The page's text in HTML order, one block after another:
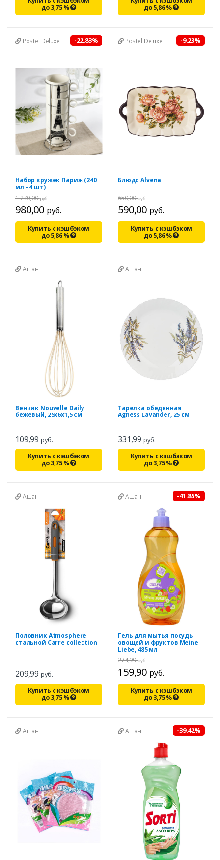
до3,75%
до5,86%
Postel Deluxe -22.83%
Набор кружек Париж (240
мл - 4 шт)
980,00 руб.
1 270,00руб.
Купить с кэшбэком
до5,86%
Postel Deluxe -9.23%
Блюдо Alvena
590,00 руб.
650,00руб.
Купить с кэшбэком
до5,86%
Ашан
Венчик Nouvelle Daily
бежевый, 25х6х1,5 см
109,99 руб.
Купить с кэшбэком
до3,75%
Ашан
Тарелка обеденная
Agness Lavander, 25 см
331,99 руб.
Купить с кэшбэком
до3,75%
Ашан
Половник Atmosphere
стальной Carre collection
209,99 руб.
Купить с кэшбэком
до3,75%
Ашан -41.85%
Гель для мытья посуды
овощей и фруктов Meine
Liebe, 485 мл
159,90 руб.
274,99руб.
Купить с кэшбэком
до3,75%
Ашан Ашан -39.42%